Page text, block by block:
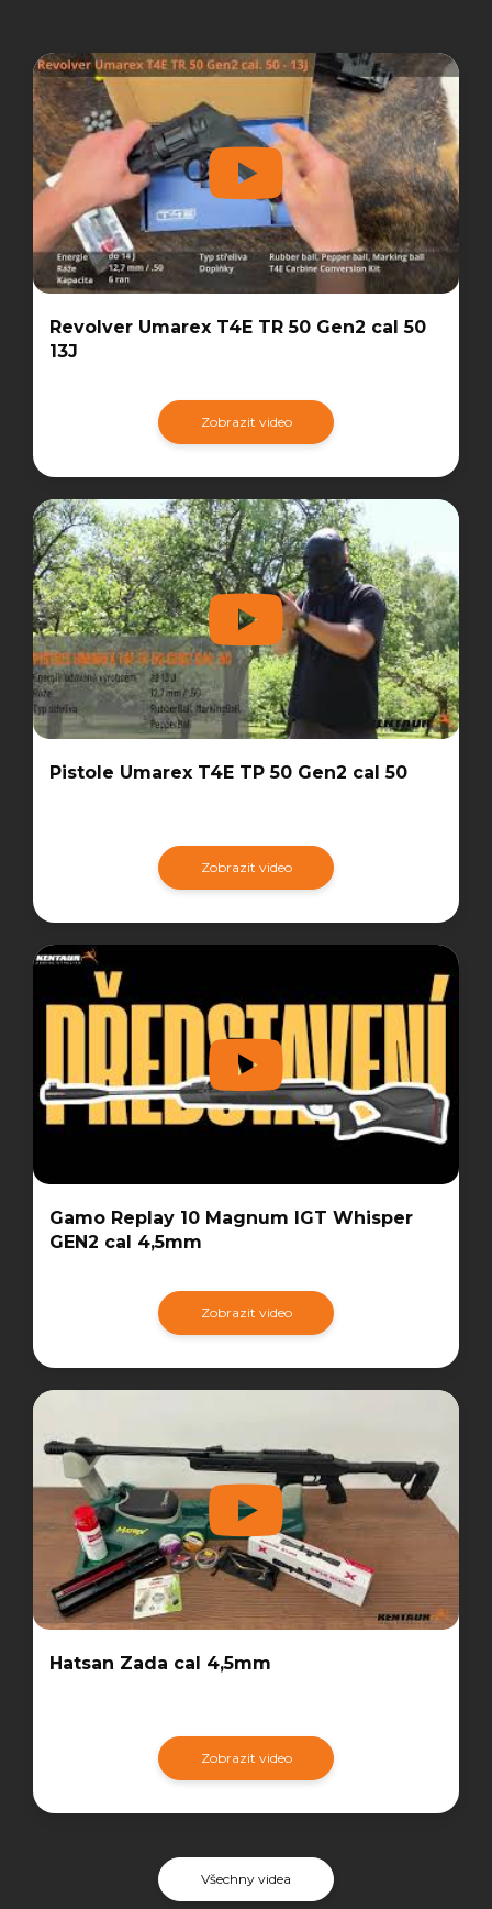
Revolver Umarex T4E TR 50 Gen2 cal 50
13J
Zobrazit video
Pistole Umarex T4E TP 50 Gen2 cal 50
Zobrazit video
Gamo Replay 10 Magnum IGT Whisper
GEN2 cal 4,5mm
Zobrazit video
Hatsan Zada cal 4,5mm
Zobrazit video
Všechny videa